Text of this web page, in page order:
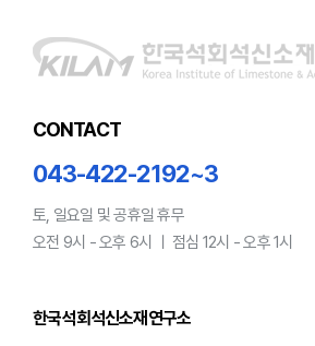
CONTACT
043-422-2192~3
토, 일요일 및 공휴일 휴무
오전 9시 - 오후 6시 ㅣ 점심 12시 - 오후 1시
한국석회석신소재연구소